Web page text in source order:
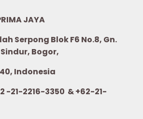
JAYA
Serpong Blok F6 No.8, Gn.
Bogor,
Indonesia
2216-3350 & +62-21-